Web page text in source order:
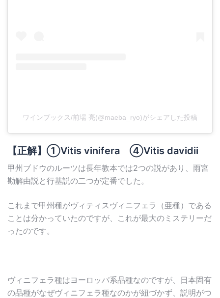
ワインブックス/前場 亮(@maeba_ryo)がシェアした投稿
【正解】①Vitis vinifera ④Vitis davidii
甲州ブドウのルーツは長年教本では2つの説があり、雨宮
勘解由説と行基説の二つが定番でした。
これまで甲州種がヴィティスヴィニフェラ（亜種）である
ことは分かっていたのですが、これが最大のミステリーだ
ったのです。
ヴィニフェラ種はヨーロッパ系品種なのですが、日本固有
の品種がなぜヴィニフェラ種なのかが紐づかず、説明がつ